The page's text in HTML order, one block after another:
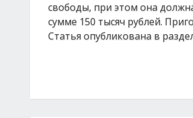
свободы, при этом она
сумме 150 тысяч рублей.
Статья опубликована в